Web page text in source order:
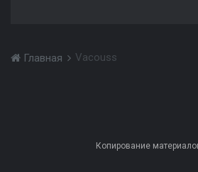
Главная Vacouss
Копирование